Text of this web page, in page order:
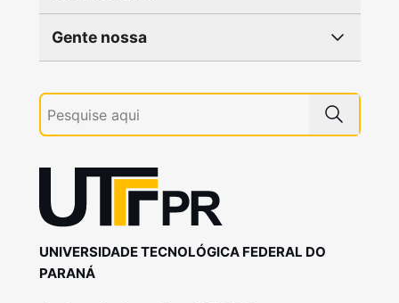
Gente nossa
UNIVERSIDADE TECNOLÓGICA FEDERAL DO
PARANÁ